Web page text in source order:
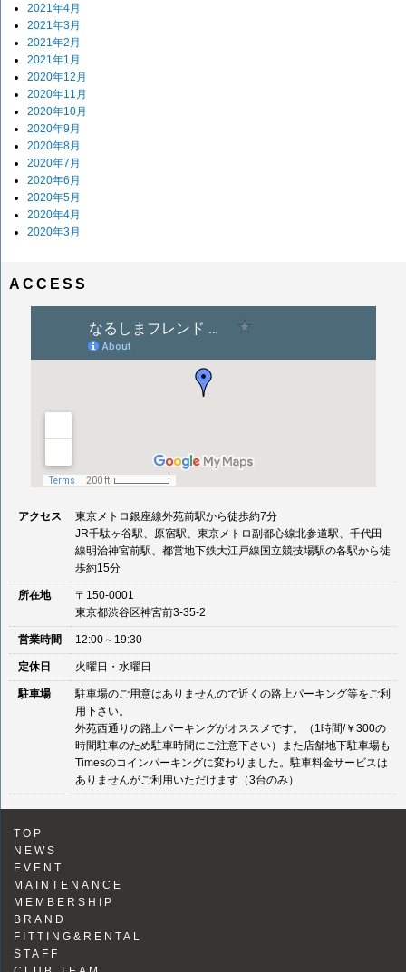
2021年4月
2021年3月
2021年2月
2021年1月
2020年12月
2020年11月
2020年10月
2020年9月
2020年8月
2020年7月
2020年6月
2020年5月
2020年4月
2020年3月
ACCESS
アクセス
東京メトロ銀座線外苑前駅から徒歩約7分
JR千駄ヶ谷駅、原宿駅、東京メトロ副都心線北参道駅、千代田
線明治神宮前駅、都営地下鉄大江戸線国立競技場駅の各駅から徒
歩約15分
所在地
〒150-0001
東京都渋谷区神宮前3-35-2
営業時間 12:00～19:30
定休日 火曜日・水曜日
駐車場
駐車場のご用意はありませんので近くの路上パーキング等をご利
用下さい。
外苑西通りの路上パーキングがオススメです。（1時間/￥300の
時間駐車のため駐車時間にご注意下さい）また店舗地下駐車場も
Timesのコインパーキングに変わりました。駐車料金サービスは
ありませんがご利用いただけます（3台のみ）
TOP
NEWS
EVENT
MAINTENANCE
MEMBERSHIP
BRAND
FITTING&RENTAL
STAFF